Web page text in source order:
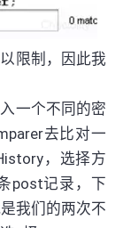
限制，因此我
一个不同的密
去比对一
，选择方
post记录，下
我们的两次不